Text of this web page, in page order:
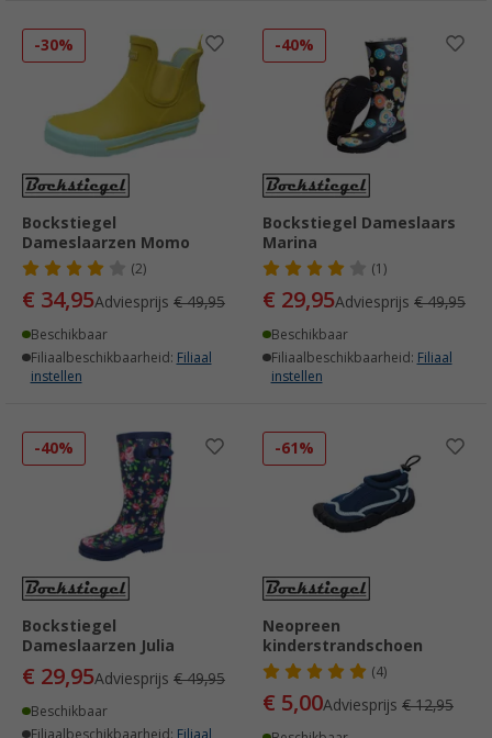
-30%
Bockstiegel
Dameslaarzen Momo
(2)
€ 34,95Adviesprijs € 49,95
Beschikbaar
Filiaalbeschikbaarheid: Filiaal
instellen
-40%
Bockstiegel Dameslaars
Marina
(1)
€ 29,95Adviesprijs € 49,95
Beschikbaar
Filiaalbeschikbaarheid: Filiaal
instellen
-40%
Bockstiegel
Dameslaarzen Julia
€ 29,95Adviesprijs € 49,95
Beschikbaar
Filiaalbeschikbaarheid: Filiaal
-61%
Neopreen
kinderstrandschoen
(4)
€ 5,00Adviesprijs € 12,95